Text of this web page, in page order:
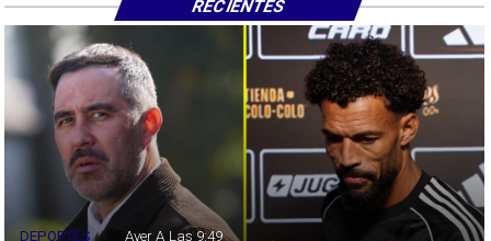
DEPORTES Ayer A Las 9:49
RECIENTES